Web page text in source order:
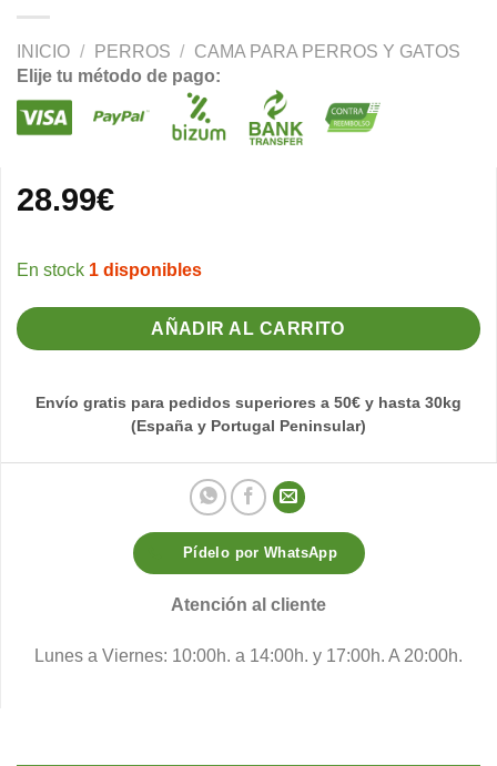
INICIO / PERROS / CAMA PARA PERROS Y GATOS
Elije tu método de pago:
28.99€
1 disponibles
AÑADIR AL CARRITO
Envío gratis para pedidos superiores a 50€ y hasta 30kg
(España y Portugal Peninsular)
Pídelo por WhatsApp
Atención al cliente
Lunes a Viernes: 10:00h. a 14:00h. y 17:00h. A 20:00h.